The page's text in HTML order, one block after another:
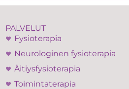
PALVELUT
Fysioterapia
Neurologinen fysioterapia
Äitiysfysioterapia
Toimintaterapia